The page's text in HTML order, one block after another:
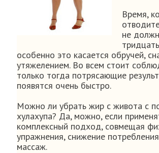
Время,
не
особенно это касается обручей,
утяжелением. Во всем стоит
только тогда потрясающие
появятся очень быстро.
Можно ли убрать жир с живота с
хулахупа? Да, можно, если
комплексный подход, совмещая
упражнения, снижение
массаж.